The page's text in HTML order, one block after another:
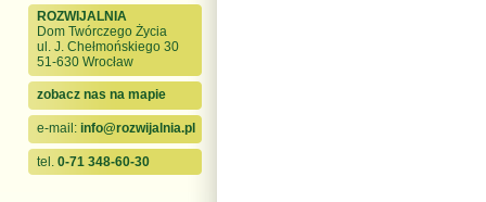
ROZWIJALNIA
Dom Twórczego Życia
ul. J. Chełmońskiego 30
51-630 Wrocław
zobacz nas na mapie
e-mail: info@rozwijalnia.pl
tel. 0-71 348-60-30